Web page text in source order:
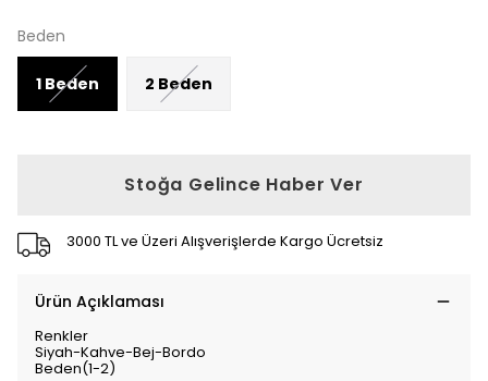
Beden
1 Beden 2 Beden
Stoğa Gelince Haber Ver
3000 TL ve Üzeri Alışverişlerde Kargo Ücretsiz
Ürün Açıklaması
Renkler
Siyah-Kahve-Bej-Bordo
Beden(1-2)